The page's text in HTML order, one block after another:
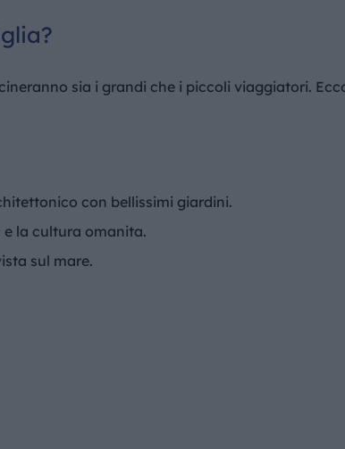
sia i grandi che i piccoli viaggiatori.
con bellissimi giardini.
e la cultura omanita.
sul mare.